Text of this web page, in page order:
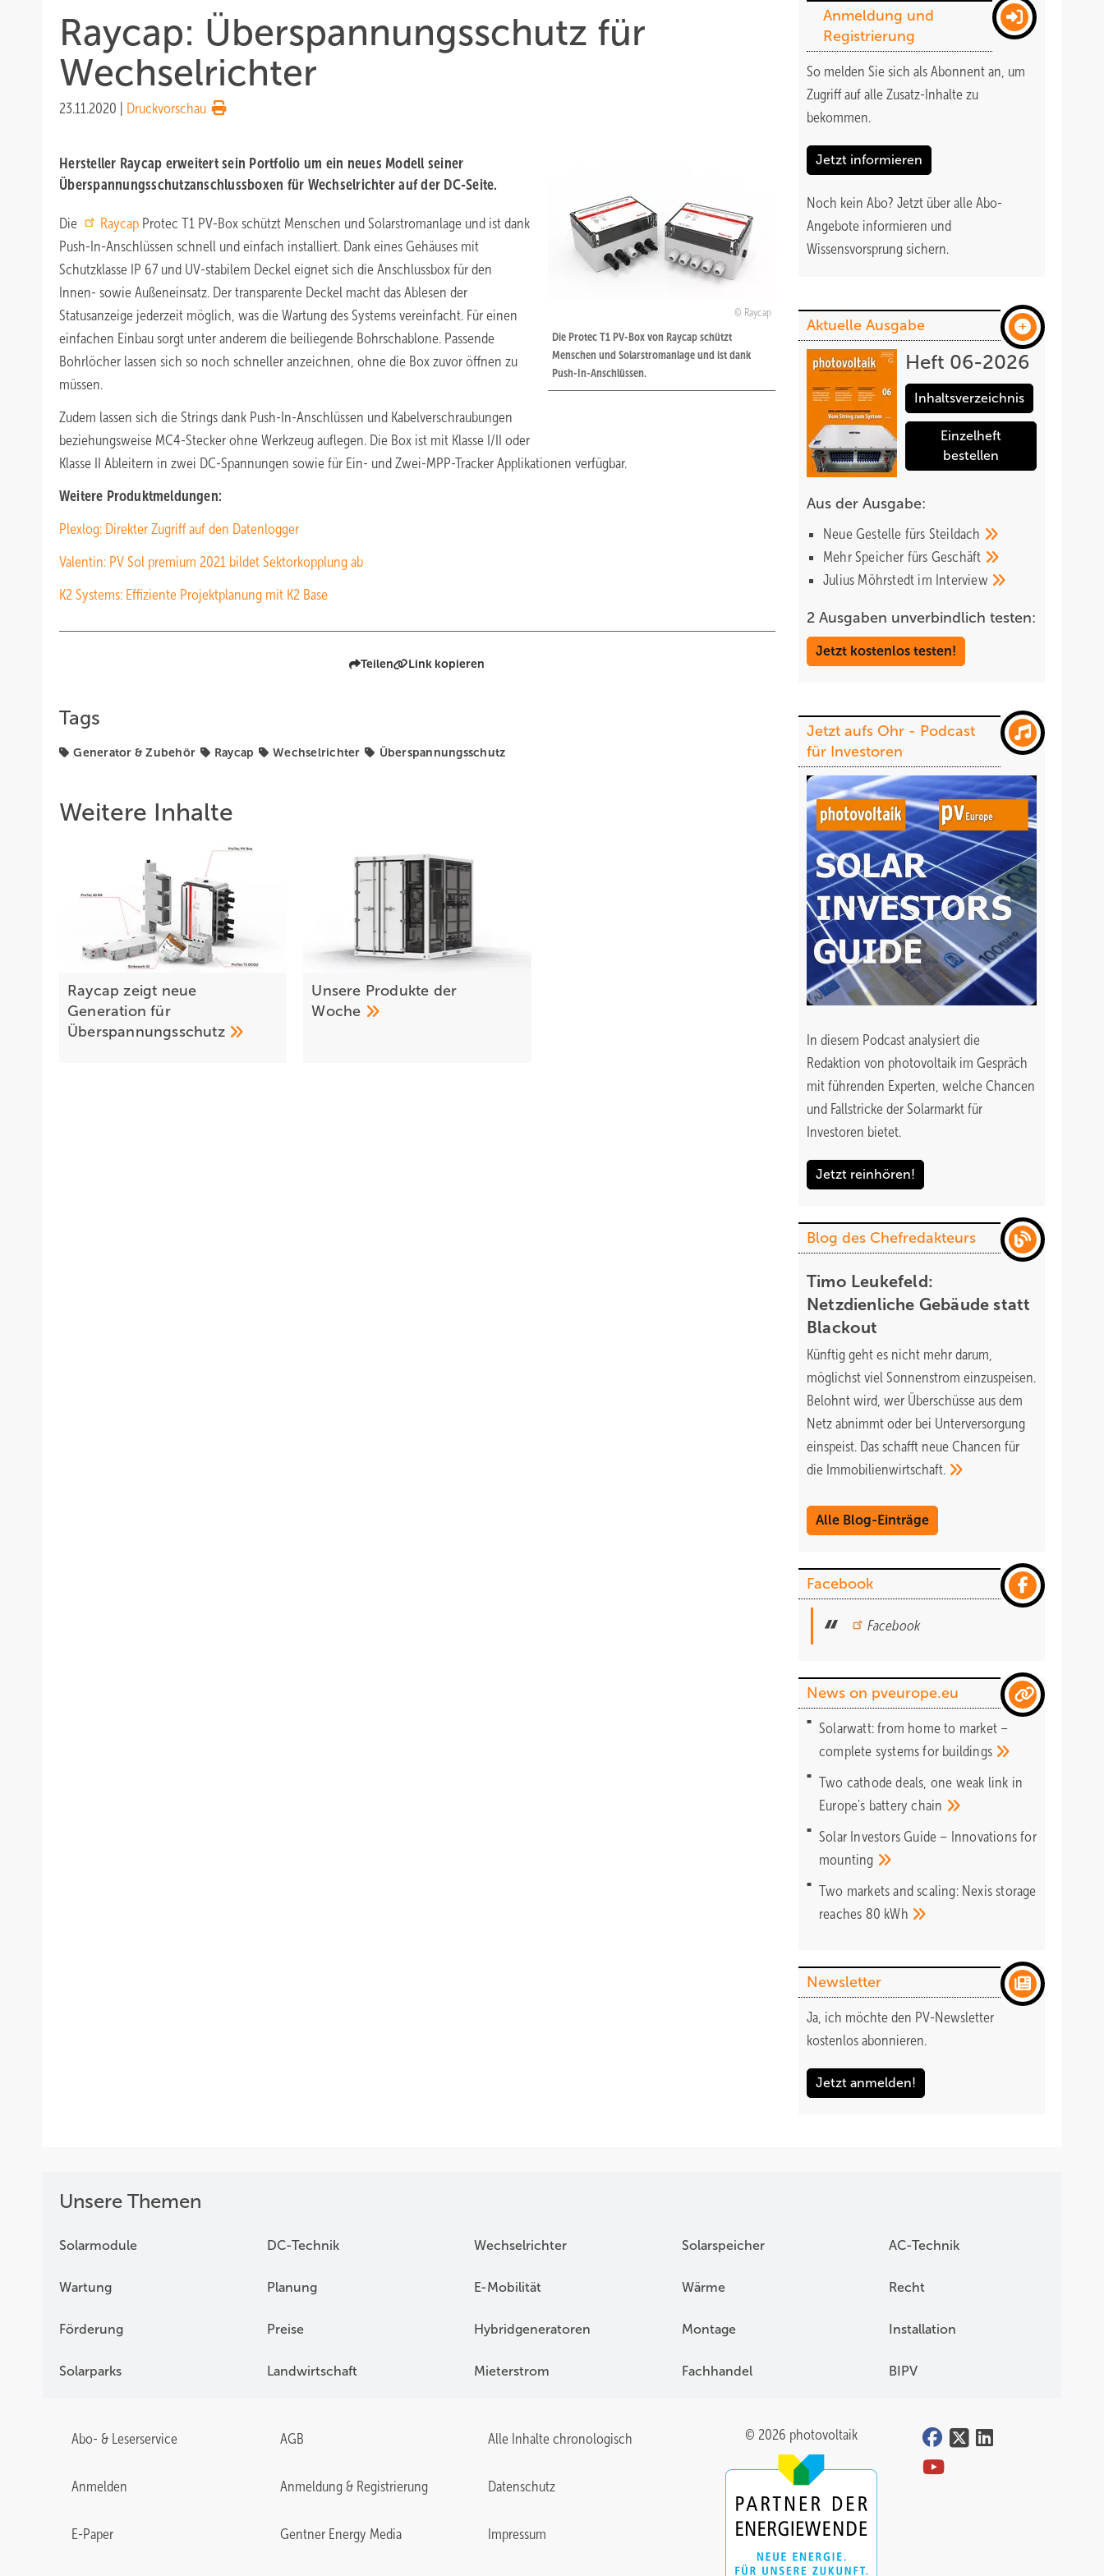
Raycap: Überspannungsschutz für
Wechselrichter
23.11.2020 Druckvorschau
Raycap
Die Protec T1 PV-Box von Raycap schützt
Menschen und Solarstromanlage und ist dank
Push-In-Anschlüssen.
Hersteller Raycap erweitert sein Portfolio um ein neues Modell seiner
Überspannungsschutzanschlussboxen für Wechselrichter auf der DC-Seite.
Die Raycap Protec T1 PV-Box schützt Menschen und Solarstromanlage und ist dank
Push-In-Anschlüssen schnell und einfach installiert. Dank eines Gehäuses mit
Schutzklasse IP 67 und UV-stabilem Deckel eignet sich die Anschlussbox für den
Innen- sowie Außeneinsatz. Der transparente Deckel macht das Ablesen der
Statusanzeige jederzeit möglich, was die Wartung des Systems vereinfacht. Für einen
einfachen Einbau sorgt unter anderem die beiliegende Bohrschablone. Passende
Bohrlöcher lassen sich so noch schneller anzeichnen, ohne die Box zuvor öffnen zu
müssen.
Zudem lassen sich die Strings dank Push-In-Anschlüssen und Kabelverschraubungen
beziehungsweise MC4-Stecker ohne Werkzeug auflegen. Die Box ist mit Klasse I/II oder
Klasse II Ableitern in zwei DC-Spannungen sowie für Ein- und Zwei-MPP-Tracker Applikationen verfügbar.
Weitere Produktmeldungen:
Plexlog: Direkter Zugriff auf den Datenlogger
Valentin: PV Sol premium 2021 bildet Sektorkopplung ab
K2 Systems: Effiziente Projektplanung mit K2 Base
Teilen Link kopieren
Tags
Generator & Zubehör Raycap Wechselrichter Überspannungsschutz
Weitere Inhalte
Raycap zeigt neue
Generation für
Überspannungsschutz
Unsere Produkte der
Woche
Anmeldung und
Registrierung
So melden Sie sich als Abonnent an, um
Zugriff auf alle Zusatz-Inhalte zu
bekommen.
Jetzt informieren
Noch kein Abo? Jetzt über alle Abo-
Angebote informieren und
Wissensvorsprung sichern.
Aktuelle Ausgabe
Heft 06-2026
Inhaltsverzeichnis
Einzelheft
bestellen
Aus der Ausgabe:
Neue Gestelle fürs Steildach
Mehr Speicher fürs Geschäft
Julius Möhrstedt im Interview
2 Ausgaben unverbindlich testen:
Jetzt kostenlos testen!
Jetzt aufs Ohr - Podcast
für Investoren
In diesem Podcast analysiert die
Redaktion von photovoltaik im Gespräch
mit führenden Experten, welche Chancen
und Fallstricke der Solarmarkt für
Investoren bietet.
Jetzt reinhören!
Blog des Chefredakteurs
Timo Leukefeld:
Netzdienliche Gebäude statt
Blackout
Künftig geht es nicht mehr darum,
möglichst viel Sonnenstrom einzuspeisen.
Belohnt wird, wer Überschüsse aus dem
Netz abnimmt oder bei Unterversorgung
einspeist. Das schafft neue Chancen für
die Immobilienwirtschaft.
Alle Blog-Einträge
Facebook
Facebook
News on pveurope.eu
Solarwatt: from home to market –
complete systems for buildings
Two cathode deals, one weak link in
Europe's batterychain
Solar Investors Guide – Innovations for
mounting
Two markets and scaling: Nexis storage
reaches 80 kWh
Newsletter
Ja, ich möchte den PV-Newsletter
kostenlos abonnieren.
Jetzt anmelden!
Unsere Themen
Solarmodule DC-Technik Wechselrichter Solarspeicher AC-Technik
Wartung Planung E-Mobilität Wärme Recht
Förderung Preise Hybridgeneratoren Montage Installation
Solarparks Landwirtschaft Mieterstrom Fachhandel BIPV
Abo- & Leserservice AGB Alle Inhalte chronologisch
Anmelden Anmeldung & Registrierung Datenschutz
E-Paper Gentner Energy Media Impressum
© 2026 photovoltaik